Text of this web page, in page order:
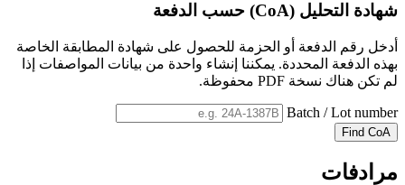
شهادة التحليل (CoA) حسب الدفعة
أدخل رقم الدفعة أو الحزمة للحصول على شهادة المطابقة الخاصة
بهذه الدفعة المحددة. يمكننا إنشاء واحدة من بيانات المواصفات إذا
لم تكن هناك نسخة PDF محفوظة.
Batch / Lot number
Find CoA
مرادفات